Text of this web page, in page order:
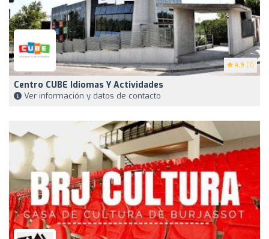
4.9 (7)
Centro CUBE Idiomas Y Actividades
Ver información y datos de contacto